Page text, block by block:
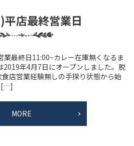
店最終営業日
業最終日11:00~カレー在庫無くなるま
2019年4月7日にオープンしました。脱
店営業経験無しの手探り状態から始
[…]
MORE